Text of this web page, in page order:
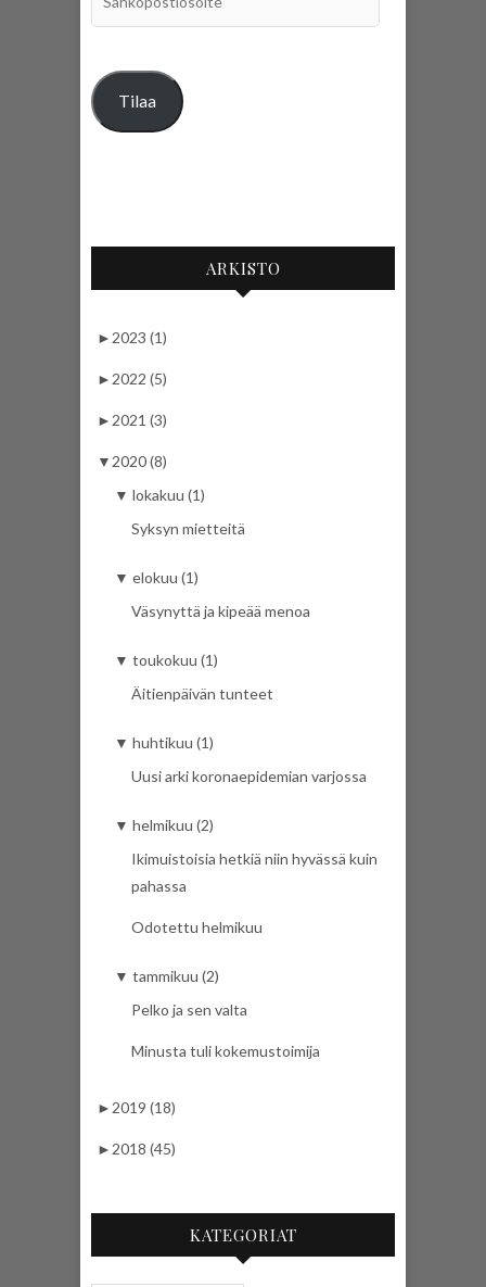
Tilaa
ARKISTO
► 2023 (1)
► 2022 (5)
► 2021 (3)
▼ 2020 (8)
▼ lokakuu (1)
Syksyn mietteitä
▼ elokuu (1)
Väsynyttä ja kipeää menoa
▼ toukokuu (1)
Äitienpäivän tunteet
▼ huhtikuu (1)
Uusi arki koronaepidemian varjossa
▼ helmikuu (2)
Ikimuistoisia hetkiä niin hyvässä kuin
pahassa
Odotettu helmikuu
▼ tammikuu (2)
Pelko ja sen valta
Minusta tuli kokemustoimija
► 2019 (18)
► 2018 (45)
KATEGORIAT